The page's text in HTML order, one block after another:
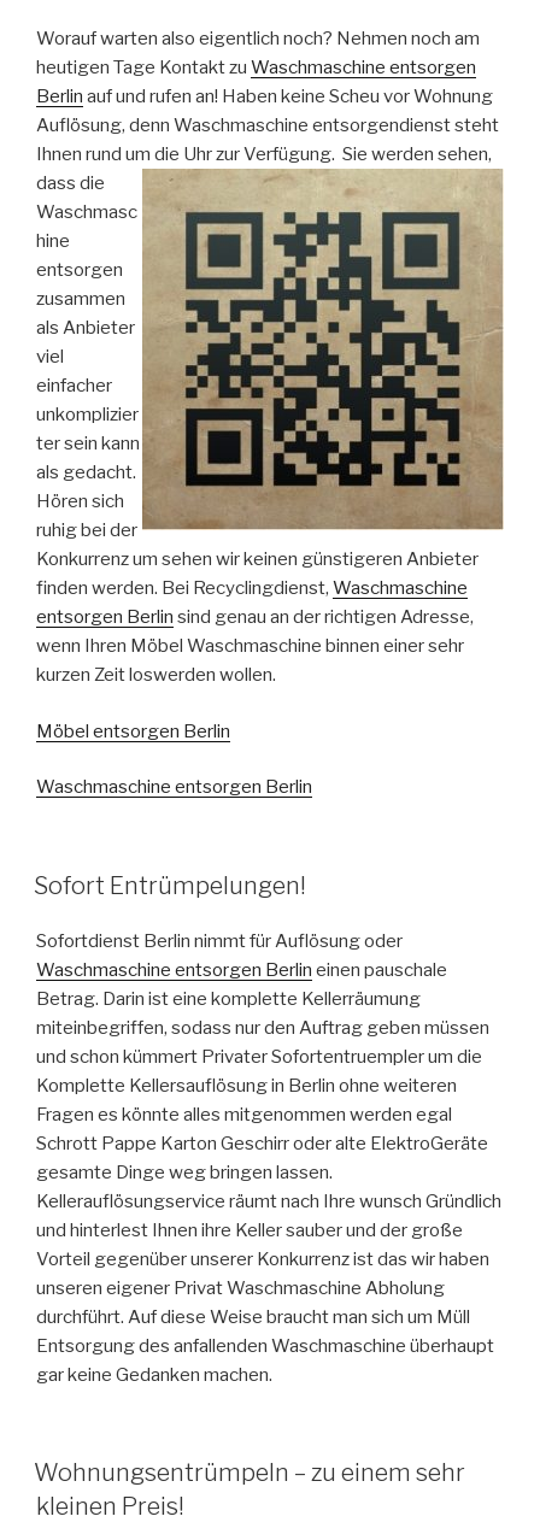
Worauf warten also eigentlich noch? Nehmen noch am
heutigen Tage Kontakt zu Waschmaschine entsorgen
Berlin auf und rufen an! Haben keine Scheu vor Wohnung
Auflösung, denn Waschmaschine entsorgendienst steht
Ihnen rund um die Uhr zur Verfügung. Sie werden sehen,
dass die
Waschmasc
hine
entsorgen
zusammen
als Anbieter
viel
einfacher
unkomplizier
ter sein kann
als gedacht.
Hören sich
ruhig bei der
Konkurrenz um sehen wir keinen günstigeren Anbieter
finden werden. Bei Recyclingdienst, Waschmaschine
entsorgen Berlin sind genau an der richtigen Adresse,
wenn Ihren Möbel Waschmaschine binnen einer sehr
kurzen Zeit loswerden wollen.
Möbel entsorgen Berlin
Waschmaschine entsorgen Berlin
VERÖFFENTLICHT
AM
Sofort Entrümpelungen!
Sofortdienst Berlin nimmt für Auflösung oder
Waschmaschine entsorgen Berlin einen pauschale
Betrag. Darin ist eine komplette Kellerräumung
miteinbegriffen, sodass nur den Auftrag geben müssen
und schon kümmert Privater Sofortentruempler um die
Komplette Kellersauflösung in Berlin ohne weiteren
Fragen es könnte alles mitgenommen werden egal
Schrott Pappe Karton Geschirr oder alte ElektroGeräte
gesamte Dinge weg bringen lassen.
Kellerauflösungservice räumt nach Ihre wunsch Gründlich
und hinterlest Ihnen ihre Keller sauber und der große
Vorteil gegenüber unserer Konkurrenz ist das wir haben
unseren eigener Privat Waschmaschine Abholung
durchführt. Auf diese Weise braucht man sich um Müll
Entsorgung des anfallenden Waschmaschine überhaupt
gar keine Gedanken machen.
VERÖFFENTLICHT
AM
Wohnungsentrümpeln – zu einem sehr
kleinen Preis!